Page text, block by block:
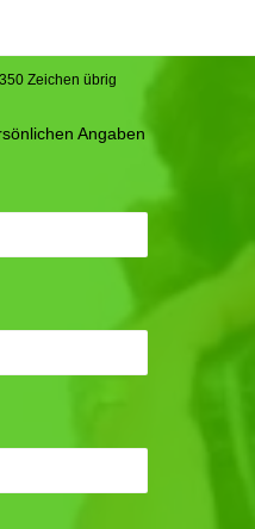
Zeichen übrig
Angaben